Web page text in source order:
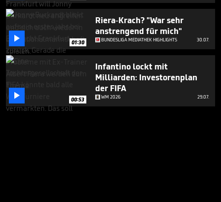
 01:30
Riera-Krach? "War sehr
anstrengend für mich"
BUNDESLIGA MEDIATHEK HIGHLIGHTS 30.07.
 00:53
Infantino lockt mit
Milliarden: Investorenplan
der FIFA
WM 2026 29.07.